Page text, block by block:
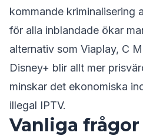
kommande kriminalisering
för alla inblandade ökar
alternativ som Viaplay, C
Disney+ blir allt mer
minskar det ekonomiska
illegal IPTV.
Vanliga frågor